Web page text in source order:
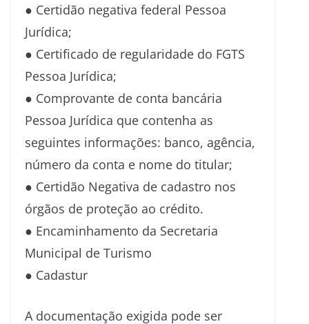
● Certidão negativa federal Pessoa
Jurídica;
● Certificado de regularidade do FGTS
Pessoa Jurídica;
● Comprovante de conta bancária
Pessoa Jurídica que contenha as
seguintes informações: banco, agência,
número da conta e nome do titular;
● Certidão Negativa de cadastro nos
órgãos de proteção ao crédito.
● Encaminhamento da Secretaria
Municipal de Turismo
● Cadastur
A documentação exigida pode ser